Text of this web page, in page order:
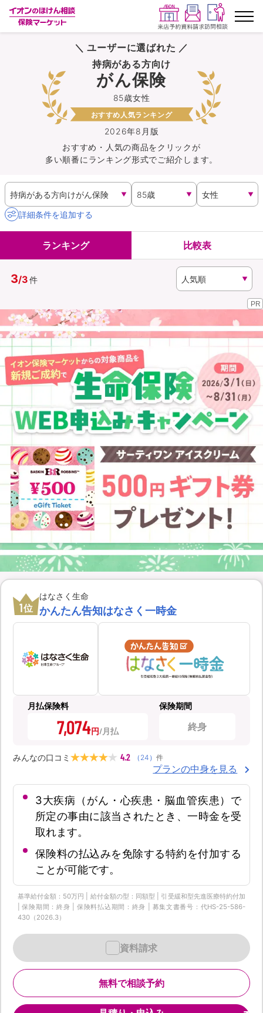
ランキングから探す
保険を比較する
保険会社から探す
イオンカード会員さま専用保険
キャンペーン一覧
コラム
イオングループ従業員さま向け
（無料） （無料）
イオンカード会員さま専用保険
＼ ユーザーに選ばれた ／
2026年8月版
85歳女性
持病がある方向け
がん保険
おすすめ人気ランキング
おすすめ・人気の商品をクリックが
多い順番にランキング形式でご紹介します。
詳細条件を追加する
ランキング 比較表
3/3件
PR
1位
はなさく生命
かんたん告知はなさく一時金
月払保険料
7,074円
保険期間
終身
みんなの口コミ 4.2 （ 24 ） 件
プランの中身を見る
3大疾病（がん・心疾患・脳血管疾患）で
所定の事由に該当されたとき、一時金を受
取れます。
保険料の払込みを免除する特約を付加する
ことが可能です。
基準給付金額：50万円 | 給付金額の型：同額型 | 引受緩和型先進医療特約付加
| 保険期間：終身 | 保険料払込期間：終身 | 募集文書番号：代HS-25-586-
430（2026.3）
無料で相談予約
資料請求